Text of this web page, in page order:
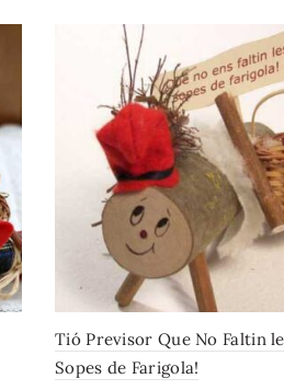
Tió Previsor Que No Faltin
Sopes de Farigola!